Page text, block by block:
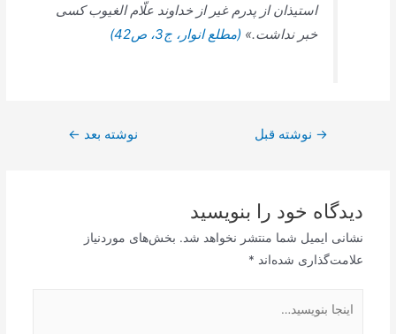
استيذان از پدرم غير از خداوند علّام الغيوب كسى
خبر نداشت.» (مطلع انوار، ج3، ص42)
راهبری→ نوشته قبل نوشته بعد ←
دیدگاه‌ خود را بنویسید
نشانی ایمیل شما منتشر نخواهد شد. بخش‌های موردنیاز
علامت‌گذاری شده‌اند *
بنویسید…